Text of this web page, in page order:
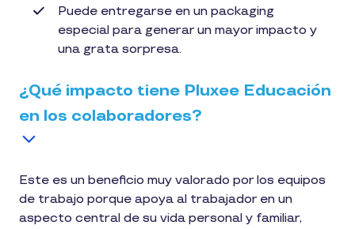
Puede entregarse en un packaging
especial para generar un mayor impacto y
una grata sorpresa.
¿Qué impacto tiene Pluxee Educación
en los colaboradores?
Este es un beneficio muy valorado por los equipos
de trabajo porque apoya al trabajador en un
aspecto central de su vida personal y familiar,